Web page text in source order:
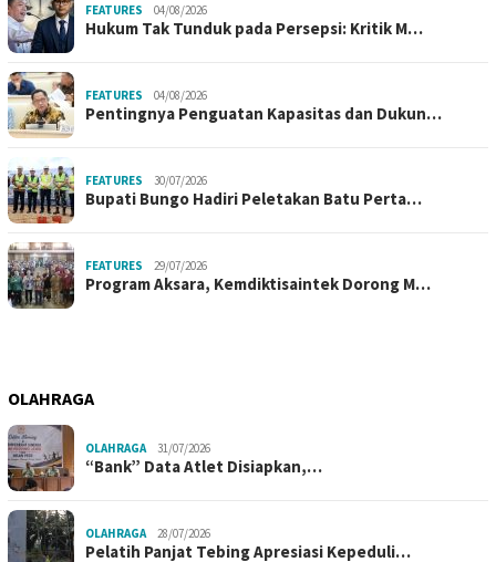
FEATURES 04/08/2026
Hukum Tak Tunduk pada Persepsi: Kritik M…
FEATURES 04/08/2026
Pentingnya Penguatan Kapasitas dan Dukun…
FEATURES 30/07/2026
Bupati Bungo Hadiri Peletakan Batu Perta…
FEATURES 29/07/2026
Program Aksara, Kemdiktisaintek Dorong M…
OLAHRAGA
OLAHRAGA 31/07/2026
“Bank” Data Atlet Disiapkan,…
OLAHRAGA 28/07/2026
Pelatih Panjat Tebing Apresiasi Kepeduli…